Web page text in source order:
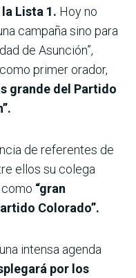
Lista 1. Hoy no
campaña sino para
de Asunción”,
primer orador,
grande del Partido
de referentes de
ellos su colega
como “gran
Colorado”.
intensa agenda
por los